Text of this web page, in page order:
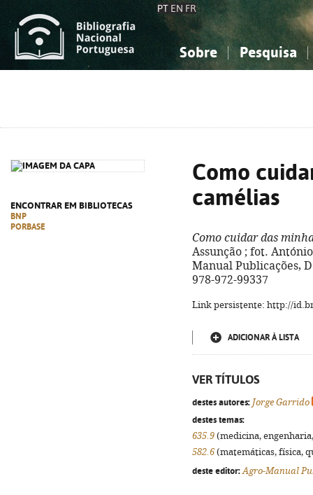
PT EN FR
Sobre Pesquisa
ENCONTRAR EM BIBLIOTECAS
BNP
PORBASE
Como
camélias
Como cuidar das
Assunção ; fot.
Manual Publicações,
978-972-99337
Link persistente: http://
ADICIONAR À LISTA
VER TÍTULOS
destes autores: Jorge Garrido
destes temas:
635.9 (medicina,
582.6(matemáticas, física,
deste editor: Agro-Manual